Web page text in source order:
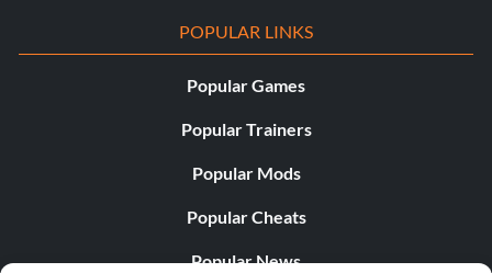
POPULAR LINKS
Popular Games
Popular Trainers
Popular Mods
Popular Cheats
Popular News